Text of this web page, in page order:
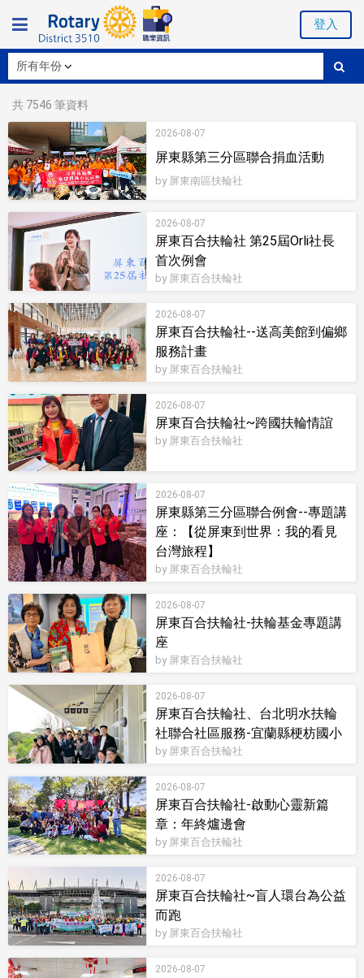
登入
共 7546 筆資料
2026-08-07
屏東縣第三分區聯合捐血活動
by 屏東南區扶輪社
2026-08-07
屏東百合扶輪社 第25屆Orli社長
首次例會
by 屏東百合扶輪社
2026-08-07
屏東百合扶輪社--送高美館到偏鄉
服務計畫
by 屏東百合扶輪社
2026-08-07
屏東百合扶輪社~跨國扶輪情誼
by 屏東百合扶輪社
2026-08-07
屏東縣第三分區聯合例會--專題講
座：【從屏東到世界：我的看見
台灣旅程】
by 屏東百合扶輪社
2026-08-07
屏東百合扶輪社-扶輪基金專題講
座
by 屏東百合扶輪社
2026-08-07
屏東百合扶輪社、台北明水扶輪
社聯合社區服務-宜蘭縣梗枋國小
by 屏東百合扶輪社
2026-08-07
屏東百合扶輪社-啟動心靈新篇
章：年終爐邊會
by 屏東百合扶輪社
2026-08-07
屏東百合扶輪社~盲人環台為公益
而跑
by 屏東百合扶輪社
2026-08-07